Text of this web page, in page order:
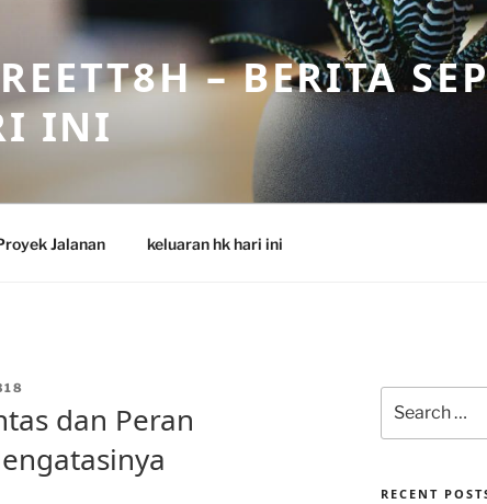
– BERITA
INI
Jalanan keluaran hk hari ini
dan Peran
for:
RECENT